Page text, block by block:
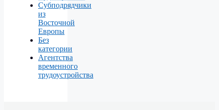
Субподрядчики
из
Восточной
Европы
Без
категории
Агентства
временного
трудоустройства